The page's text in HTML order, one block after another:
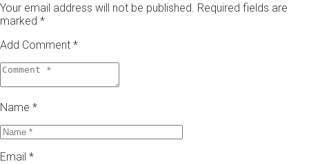
Your email address will not be published. Required fields are
marked *
Add Comment *
Name *
Email *